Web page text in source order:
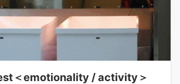
＜emotionality / activity＞